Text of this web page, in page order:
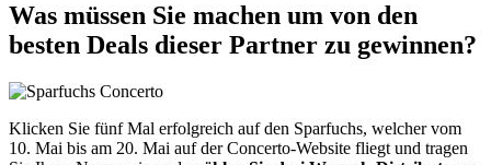
Was müssen Sie machen um von den
besten Deals dieser Partner zu gewinnen?
Klicken Sie fünf Mal erfolgreich auf den Sparfuchs, welcher vom
10. Mai bis am 20. Mai auf der Concerto-Website fliegt und tragen